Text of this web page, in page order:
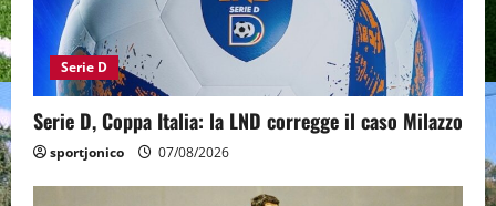
Serie D
Serie D, Coppa Italia: la LND corregge il caso Milazzo
sportjonico 07/08/2026